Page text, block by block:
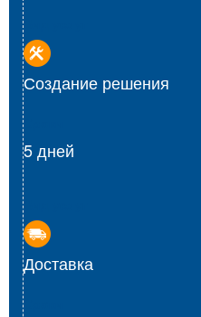
Создание решения
5 дней
Доставка